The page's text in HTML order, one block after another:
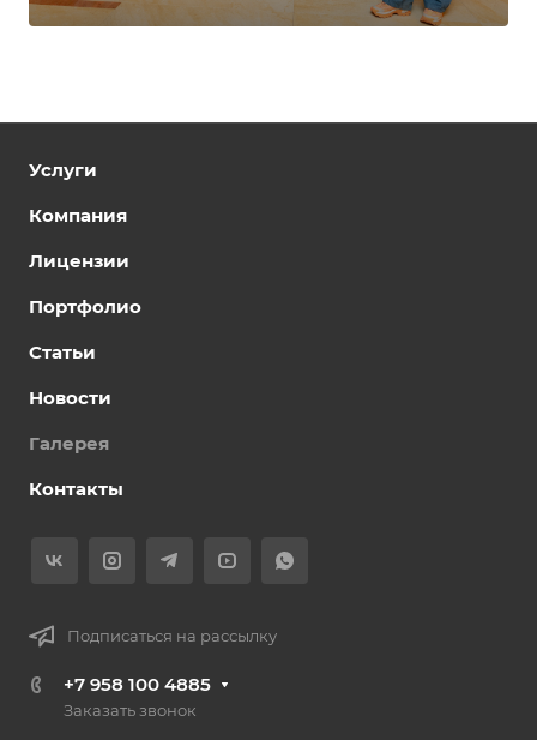
Услуги
Компания
Лицензии
Портфолио
Статьи
Новости
Галерея
Контакты
Подписаться на рассылку
+7 958 100 4885
Заказать звонок